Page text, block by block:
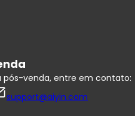
pós-venda, entre em contato:
support@aiyin.com